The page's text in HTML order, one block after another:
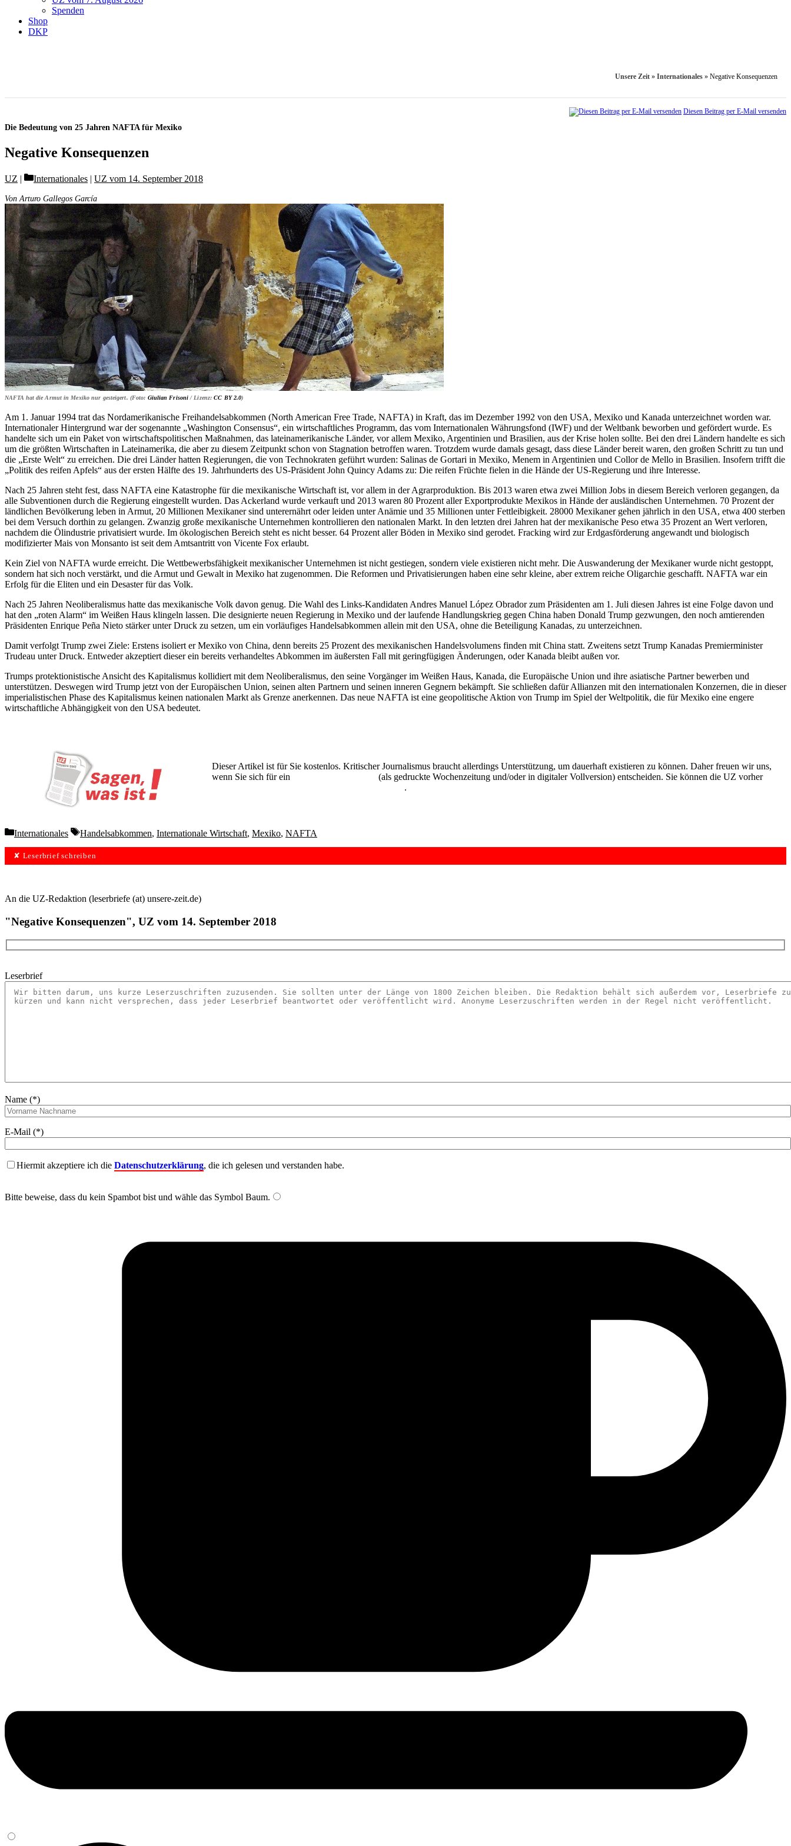
Spenden
Shop
DKP
Unsere Zeit » Internationales » Negative Konsequenzen
Diesen Beitrag per E-Mail versenden
Die Bedeutung von 25 Jahren NAFTA für Mexiko
Negative Konsequenzen
UZ Categories
Internationales | UZ vom 14. September 2018
Von Arturo Gallegos García
NAFTA hat die Armut in Mexiko nur gesteigert. (Foto: Giulian Frisoni / Lizenz:CC BY 2.0)
Am 1. Januar 1994 trat das Nordamerikanische Freihandelsabkommen (North American Free Trade, NAFTA) in Kraft, das im Dezember 1992 von den USA, Mexiko und Kanada unterzeichnet worden war.
Internationaler Hintergrund war der sogenannte „Washington Consensus“, ein wirtschaftliches Programm, das vom Internationalen Währungsfond (IWF) und der Weltbank beworben und gefördert wurde. Es
handelte sich um ein Paket von wirtschaftspolitischen Maßnahmen, das lateinamerikanische Länder, vor allem Mexiko, Argentinien und Brasilien, aus der Krise holen sollte. Bei den drei Ländern handelte es sich
um die größten Wirtschaften in Lateinamerika, die aber zu diesem Zeitpunkt schon von Stagnation betroffen waren. Trotzdem wurde damals gesagt, dass diese Länder bereit waren, den großen Schritt zu tun und
die „Erste Welt“ zu erreichen. Die drei Länder hatten Regierungen, die von Technokraten geführt wurden: Salinas de Gortari in Mexiko, Menem in Argentinien und Collor de Mello in Brasilien. Insofern trifft die
„Politik des reifen Apfels“ aus der ersten Hälfte des 19. Jahrhunderts des US-Präsident John Quincy Adams zu: Die reifen Früchte fielen in die Hände der US-Regierung und ihre Interesse.
Nach 25 Jahren steht fest, dass NAFTA eine Katastrophe für die mexikanische Wirtschaft ist, vor allem in der Agrarproduktion. Bis 2013 waren etwa zwei Million Jobs in diesem Bereich verloren gegangen, da
alle Subventionen durch die Regierung eingestellt wurden. Das Ackerland wurde verkauft und 2013 waren 80 Prozent aller Exportprodukte Mexikos in Hände der ausländischen Unternehmen. 70 Prozent der
ländlichen Bevölkerung leben in Armut, 20 Millionen Mexikaner sind unterernährt oder leiden unter Anämie und 35 Millionen unter Fettleibigkeit. 28000 Mexikaner gehen jährlich in den USA, etwa 400 sterben
bei dem Versuch dorthin zu gelangen. Zwanzig große mexikanische Unternehmen kontrollieren den nationalen Markt. In den letzten drei Jahren hat der mexikanische Peso etwa 35 Prozent an Wert verloren,
nachdem die Ölindustrie privatisiert wurde. Im ökologischen Bereich steht es nicht besser. 64 Prozent aller Böden in Mexiko sind gerodet. Fracking wird zur Erdgasförderung angewandt und biologisch
modifizierter Mais von Monsanto ist seit dem Amtsantritt von Vicente Fox erlaubt.
Kein Ziel von NAFTA wurde erreicht. Die Wettbewerbsfähigkeit mexikanischer Unternehmen ist nicht gestiegen, sondern viele existieren nicht mehr. Die Auswanderung der Mexikaner wurde nicht gestoppt,
sondern hat sich noch verstärkt, und die Armut und Gewalt in Mexiko hat zugenommen. Die Reformen und Privatisierungen haben eine sehr kleine, aber extrem reiche Oligarchie geschafft. NAFTA war ein
Erfolg für die Eliten und ein Desaster für das Volk.
Nach 25 Jahren Neoliberalismus hatte das mexikanische Volk davon genug. Die Wahl des Links-Kandidaten Andres Manuel López Obrador zum Präsidenten am 1. Juli diesen Jahres ist eine Folge davon und
hat den „roten Alarm“ im Weißen Haus klingeln lassen. Die designierte neuen Regierung in Mexiko und der laufende Handlungskrieg gegen China haben Donald Trump gezwungen, den noch amtierenden
Präsidenten Enrique Peña Nieto stärker unter Druck zu setzen, um ein vorläufiges Handelsabkommen allein mit den USA, ohne die Beteiligung Kanadas, zu unterzeichnen.
Damit verfolgt Trump zwei Ziele: Erstens isoliert er Mexiko von China, denn bereits 25 Prozent des mexikanischen Handelsvolumens finden mit China statt. Zweitens setzt Trump Kanadas Premierminister
Trudeau unter Druck. Entweder akzeptiert dieser ein bereits verhandeltes Abkommen im äußersten Fall mit geringfügigen Änderungen, oder Kanada bleibt außen vor.
Trumps protektionistische Ansicht des Kapitalismus kollidiert mit dem Neoliberalismus, den seine Vorgänger im Weißen Haus, Kanada, die Europäische Union und ihre asiatische Partner bewerben und
unterstützen. Deswegen wird Trump jetzt von der Europäischen Union, seinen alten Partnern und seinen inneren Gegnern bekämpft. Sie schließen dafür Allianzen mit den internationalen Konzernen, die in dieser
imperialistischen Phase des Kapitalismus keinen nationalen Markt als Grenze anerkennen. Das neue NAFTA ist eine geopolitische Aktion von Trump im Spiel der Weltpolitik, die für Mexiko eine engere
wirtschaftliche Abhängigkeit von den USA bedeutet.
Dieser Artikel ist für Sie kostenlos. Kritischer Journalismus braucht allerdings Unterstützung, um dauerhaft existieren zu können. Daher freuen wir uns,
wenn Sie sich für ein
(als gedruckte Wochenzeitung und/oder in digitaler Vollversion) entscheiden. Sie können die UZ vorher
.
Categories
Internationales Tags
Handelsabkommen, Internationale Wirtschaft, Mexiko, NAFTA
✘ Leserbrief schreiben
An die UZ-Redaktion (leserbriefe (at) unsere-zeit.de)
"Negative Konsequenzen", UZ vom 14. September 2018
Leserbrief
Name (*)
E-Mail (*)
Hiermit akzeptiere ich die Datenschutzerklärung, die ich gelesen und verstanden habe.
Bitte beweise, dass du kein Spambot bist und wähle das Symbol Baum.